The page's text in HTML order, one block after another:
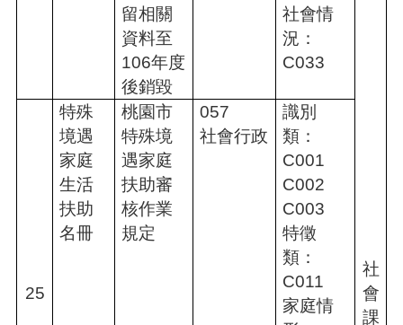
留相關
資料至
106年度
後銷毀
社會情
況：
C033
25
特殊
境遇
家庭
生活
扶助
名冊
桃園市
特殊境
遇家庭
扶助審
核作業
規定
057
社會行政
識別
類：
C001
C002
C003
特徵
類：
C011
家庭情
社
會
課